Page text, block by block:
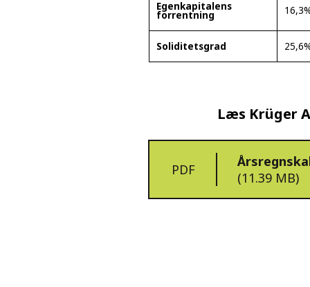
Egenkapitalens
forrentning
Soliditetsgrad
Læs Krüger
PDF
(11.39 MB)